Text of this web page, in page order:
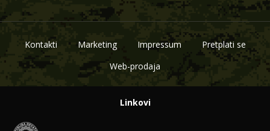
Kontakti Marketing Impressum
Pretplati se
Web-prodaja
Linkovi